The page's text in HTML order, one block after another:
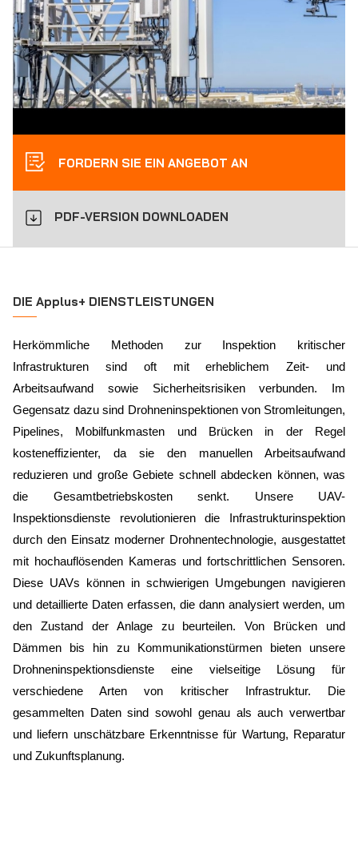
FORDERN SIE EIN ANGEBOT AN
PDF-VERSION DOWNLOADEN
DIE Applus+ DIENSTLEISTUNGEN
Herkömmliche Methoden zur Inspektion kritischer
Infrastrukturen sind oft mit erheblichem Zeit- und
Arbeitsaufwand sowie Sicherheitsrisiken verbunden. Im
Gegensatz dazu sind Drohneninspektionen von Stromleitungen,
Pipelines, Mobilfunkmasten und Brücken in der Regel
kosteneffizienter, da sie den manuellen Arbeitsaufwand
reduzieren und große Gebiete schnell abdecken können, was
die Gesamtbetriebskosten senkt. Unsere UAV-
Inspektionsdienste revolutionieren die Infrastrukturinspektion
durch den Einsatz moderner Drohnentechnologie, ausgestattet
mit hochauflösenden Kameras und fortschrittlichen Sensoren.
Diese UAVs können in schwierigen Umgebungen navigieren
und detaillierte Daten erfassen, die dann analysiert werden, um
den Zustand der Anlage zu beurteilen. Von Brücken und
Dämmen bis hin zu Kommunikationstürmen bieten unsere
Drohneninspektionsdienste eine vielseitige Lösung für
verschiedene Arten von kritischer Infrastruktur. Die
gesammelten Daten sind sowohl genau als auch verwertbar
und liefern unschätzbare Erkenntnisse für Wartung, Reparatur
und Zukunftsplanung.